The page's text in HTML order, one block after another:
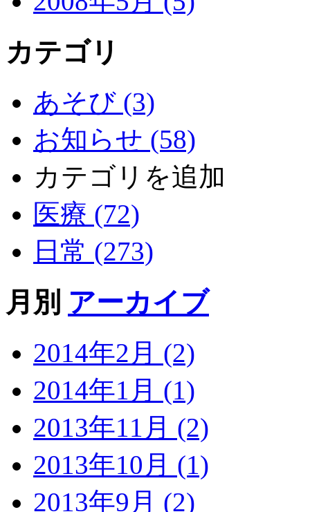
カテゴリ
あそび (3)
お知らせ (58)
カテゴリを追加
医療 (72)
日常 (273)
月別 アーカイブ
2014年2月 (2)
2014年1月 (1)
2013年11月 (2)
2013年10月 (1)
2013年9月 (2)